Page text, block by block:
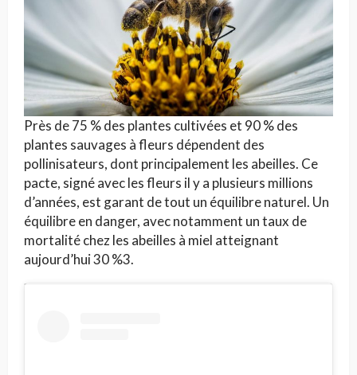
Près de 75 % des plantes cultivées et 90 % des
plantes sauvages à fleurs dépendent des
pollinisateurs, dont principalement les abeilles. Ce
pacte, signé avec les fleurs il y a plusieurs millions
d’années, est garant de tout un équilibre naturel. Un
équilibre en danger, avec notamment un taux de
mortalité chez les abeilles à miel atteignant
aujourd’hui 30 %3.